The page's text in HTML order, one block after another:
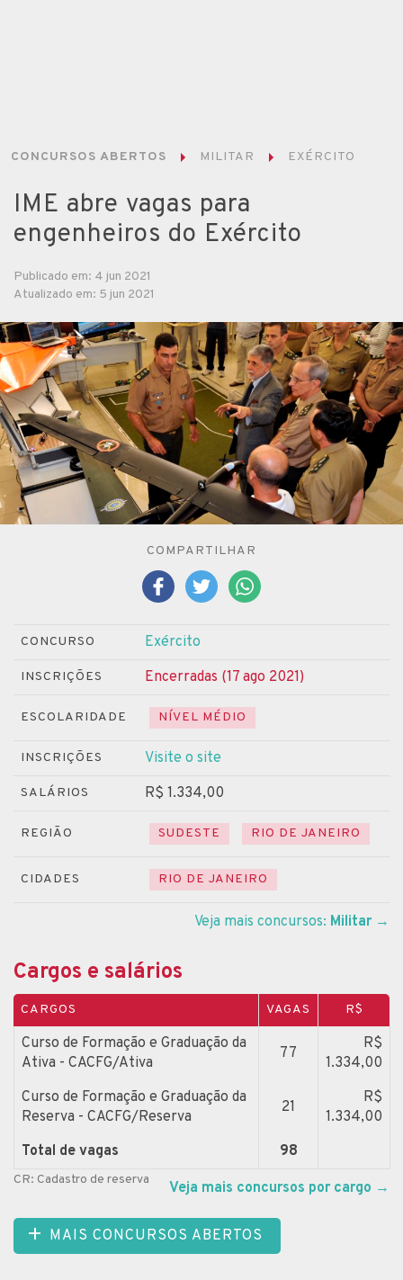
CONCURSOS ABERTOS MILITAR EXÉRCITO
IME abre vagas para
engenheiros do Exército
Publicado em: 4 jun 2021
Atualizado em: 5 jun 2021
COMPARTILHAR
CONCURSO Exército
INSCRIÇÕES Encerradas (17 ago 2021)
ESCOLARIDADE NÍVEL MÉDIO
INSCRIÇÕES Visite o site
SALÁRIOS R$ 1.334,00
REGIÃO SUDESTE RIO DE JANEIRO
CIDADES RIO DE JANEIRO
Veja mais concursos: Militar →
Cargos e salários
CARGOS VAGAS R$
Curso de Formação e Graduação da
Ativa - CACFG/Ativa
77
R$
1.334,00
Curso de Formação e Graduação da
Reserva - CACFG/Reserva
21
R$
1.334,00
Total de vagas
98
CR: Cadastro de reserva Veja mais concursos por cargo →
MAIS CONCURSOS ABERTOS